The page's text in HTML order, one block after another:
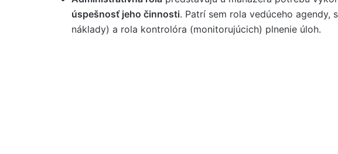
úspešnosť jeho činnosti. Patrí sem rola vedúceho
náklady) a rola kontrolóra (monitorujúcich) plnenie úloh.